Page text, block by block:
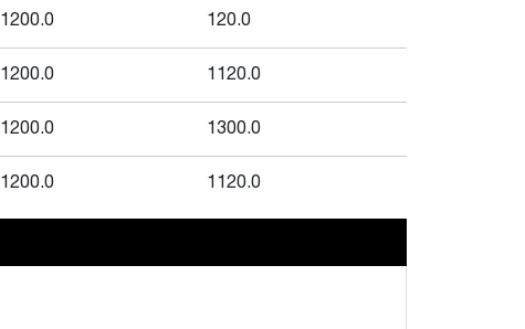
1200.0 120.0
1200.0 1120.0
1200.0 1300.0
1200.0 1120.0